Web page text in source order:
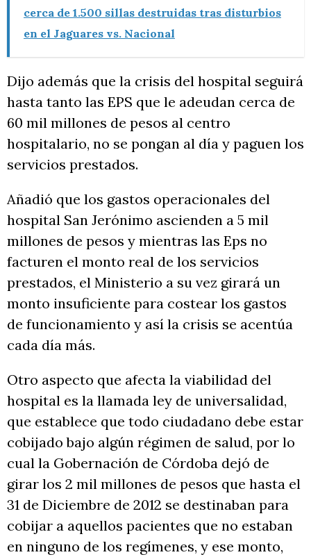
cerca de 1.500 sillas destruidas tras disturbios
en el Jaguares vs. Nacional
Dijo además que la crisis del hospital seguirá
hasta tanto las EPS que le adeudan cerca de
60 mil millones de pesos al centro
hospitalario, no se pongan al día y paguen los
servicios prestados.
Añadió que los gastos operacionales del
hospital San Jerónimo ascienden a 5 mil
millones de pesos y mientras las Eps no
facturen el monto real de los servicios
prestados, el Ministerio a su vez girará un
monto insuficiente para costear los gastos
de funcionamiento y así la crisis se acentúa
cada día más.
Otro aspecto que afecta la viabilidad del
hospital es la llamada ley de universalidad,
que establece que todo ciudadano debe estar
cobijado bajo algún régimen de salud, por lo
cual la Gobernación de Córdoba dejó de
girar los 2 mil millones de pesos que hasta el
31 de Diciembre de 2012 se destinaban para
cobijar a aquellos pacientes que no estaban
en ninguno de los regímenes, y ese monto,